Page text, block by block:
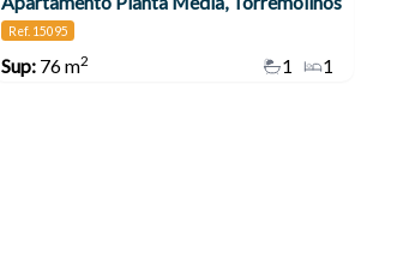
Ref. 15095
Sup: 76 m2 1
1